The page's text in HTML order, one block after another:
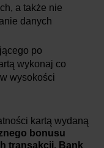
a także nie
danych
po
wykonaj co
wysokości
kartą wydaną
bonusu
transakcji. Bank